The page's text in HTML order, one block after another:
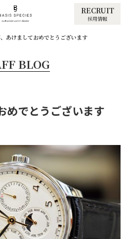
RECRUIT
採用情報
あけましておめでとうございます
BLOG
めでとうございます